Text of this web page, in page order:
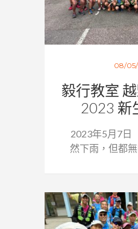
08/
毅行教室
2023 新
2023年5月7日
然下雨，但都